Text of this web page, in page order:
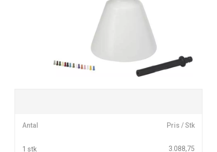
Antal Pris / Stk
1 stk 3.088,75